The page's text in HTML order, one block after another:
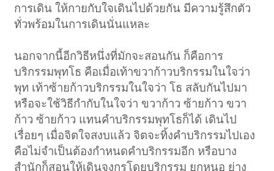
การเดิน ให้กายกับใจเดินไปด้วยกัน มีความรู้สึกตัว
ทั่วพร้อมในการเดินนั่นแหละ
นอกจากนี้อีกวิธีหนึ่งที่มักจะสอนกัน ก็คือการ
บริกรรมพุทโธ คือเมื่อเท้าขวาก้าวบริกรรมในใจว่า
พุท เท้าซ้ายก้าวบริกรรมในใจว่า โธ สลับกันไปมา
หรือจะใช้วิธีกำกับในใจว่า ขวาก้าว ซ้ายก้าว ขวา
ก้าว ซ้ายก้าว แทนคำบริกรรมพุทโธก็ได้ เดินไป
เรื่อยๆ เมื่อจิตใจสงบแล้ว จิตจะทิ้งคำบริกรรมไปเอง
คือไม่จำเป็นต้องกำหนดคำบริกรรมอีก หรือบาง
สำนักก็สอนให้เดินจงกรโดยบริกรรม ยกหนอ ย่าง